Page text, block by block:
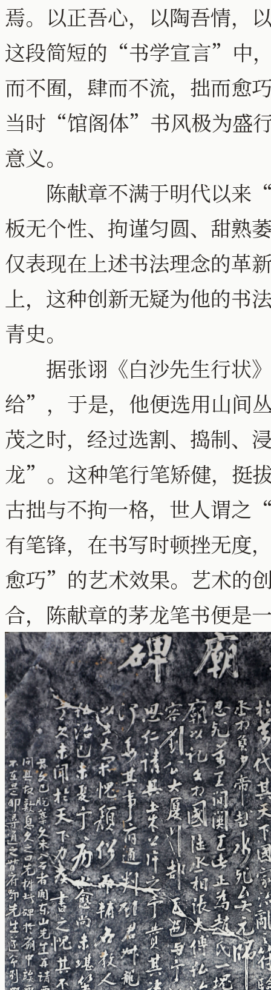
焉。以正吾心，以陶吾情，
这段简短的“书学宣言”中
而不囿，肆而不流，拙而愈
当时“馆阁体”书风极为盛
意义。
陈献章不满于明代以来“
板无个性、拘谨匀圆、甜熟
仅表现在上述书法理念的革
上，这种创新无疑为他的书
青史。
据张诩《白沙先生行状
给”，于是，他便选用山间
茂之时，经过选割、捣制、
龙”。这种笔行笔矫健，挺
古拙与不拘一格，世人谓
有笔锋，在书写时顿挫无度
愈巧”的艺术效果。艺术的
合，陈献章的茅龙笔书便是